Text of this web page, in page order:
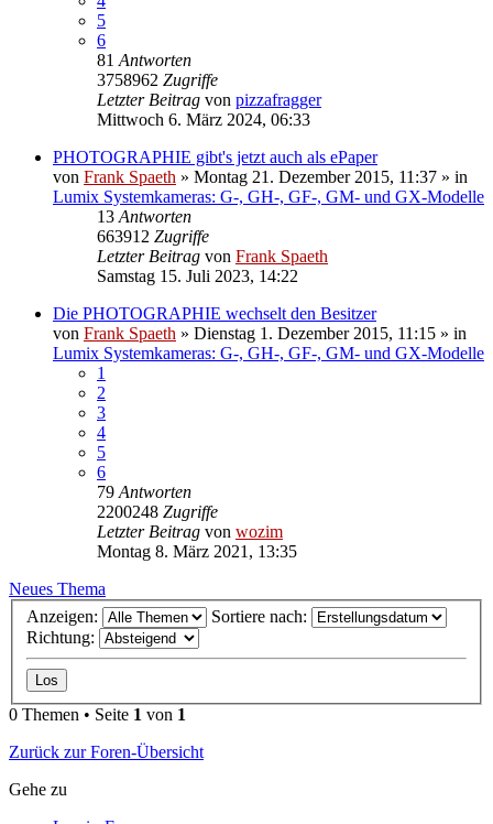
5
6
81 Antworten
3758962 Zugriffe
Letzter Beitrag von pizzafragger
Mittwoch 6. März 2024, 06:33
PHOTOGRAPHIE gibt's jetzt auch als ePaper
von Frank Spaeth » Montag 21. Dezember 2015, 11:37 » in
Lumix Systemkameras: G-, GH-, GF-, GM- und GX-Modelle
13 Antworten
663912 Zugriffe
Letzter Beitrag von Frank Spaeth
Samstag 15. Juli 2023, 14:22
Die PHOTOGRAPHIE wechselt den Besitzer
von Frank Spaeth » Dienstag 1. Dezember 2015, 11:15 » in
Lumix Systemkameras: G-, GH-, GF-, GM- und GX-Modelle
1
2
3
4
5
6
79 Antworten
2200248 Zugriffe
Letzter Beitrag von wozim
Montag 8. März 2021, 13:35
Neues Thema
Anzeigen:
Sortiere nach:
Richtung:
0 Themen • Seite 1 von 1
Zurück zur Foren-Übersicht
Gehe zu